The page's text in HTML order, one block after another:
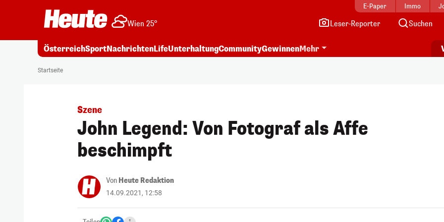
E-Paper Immo
Wien 25° Leser-Reporter Suchen
ÖsterreichSportNachrichtenLifeUnterhaltungCommunityGewinnenMehr
Startseite
Szene
John Legend: Von Fotograf als Affe
beschimpft
Von Heute Redaktion
14.09.2021, 12:58